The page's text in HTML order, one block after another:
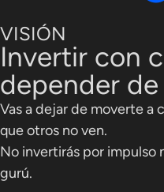
VISIÓN
Invertir con
depender
Vas a dejar de moverte a
que otros no ven.
No invertirás por impulso
gurú.